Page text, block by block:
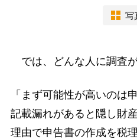
写
では、どんな人に調査
「まず可能性が高いのは
記載漏れがあると隠し財
理由で申告書の作成を税